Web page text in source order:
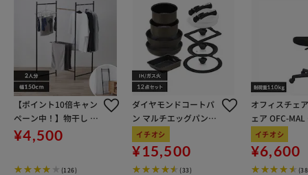
【ポイント10倍キャン
ペーン中！】物干し 室
内用 折りたたみ式 3連
OTM-150R ブラック 一
¥4,500
(126)
ダイヤモンドコートパ
ン マルチエッグパン入
り 12点セット IHガス
火対応 MEGI-12S ブラ
ウンメタリック
イチオシ
¥15,500
(33)
オフィスチェ
ェア OFC-
ン
イチオシ
¥6,600